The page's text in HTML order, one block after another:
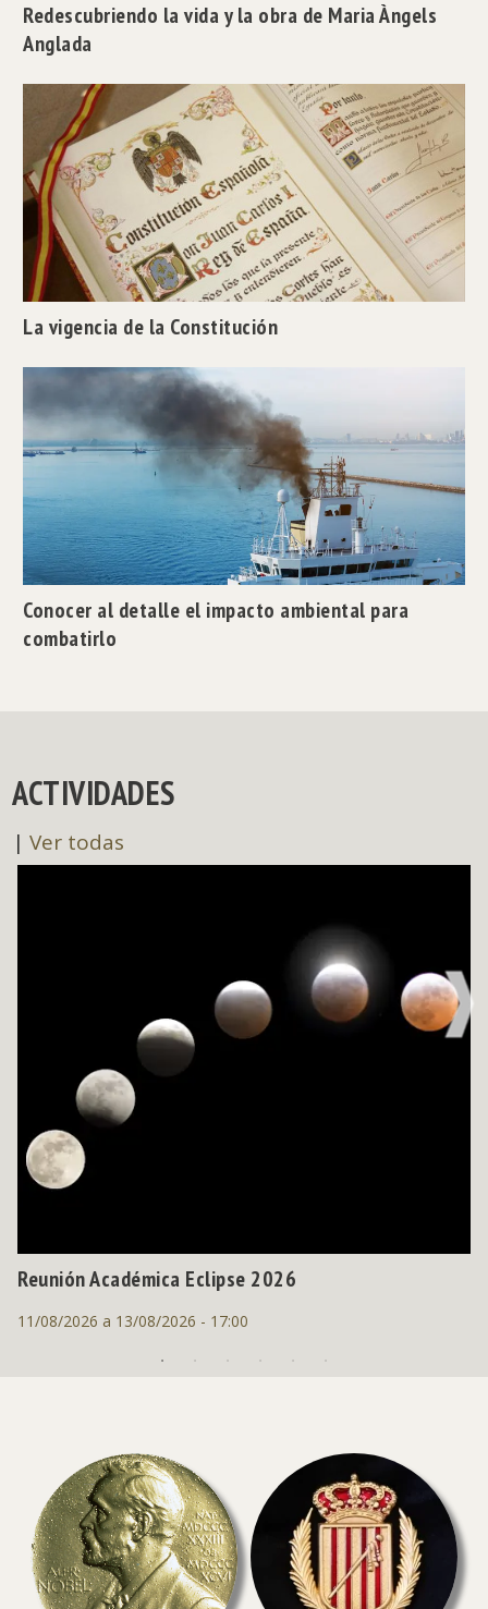
Redescubriendo la vida y la obra de Maria Àngels
Anglada
La vigencia de la Constitución
Conocer al detalle el impacto ambiental para
combatirlo
ACTIVIDADES
|Ver todas
Reunión Académica Eclipse 2026
11/08/2026 a 13/08/2026 - 17:00